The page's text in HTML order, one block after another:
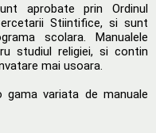
aprobate prin Ordinul
Stiintifice, si sunt
scolara. Manualele
studiul religiei, si contin
mai usoara.
gama variata de manuale